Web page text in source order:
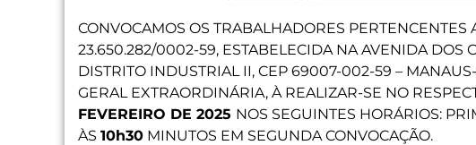
CONVOCAMOS OS TRABALHADORES PERTENCENTES
23.650.282/0002-59, ESTABELECIDA NA AVENIDA DOS
DISTRITO INDUSTRIAL II, CEP 69007-002-59 –
GERAL EXTRAORDINÁRIA, À REALIZAR-SE NO
FEVEREIRO DE 2025 NOS SEGUINTES HORÁRIOS:
ÀS 10h30 MINUTOS EM SEGUNDA CONVOCAÇÃO.